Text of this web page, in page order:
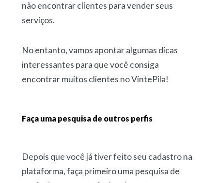
não encontrar clientes para vender seus
serviços.
No entanto, vamos apontar algumas dicas
interessantes para que você consiga
encontrar muitos clientes no VintePila!
Faça uma pesquisa de outros perfis
Depois que você já tiver feito seu cadastro na
plataforma, faça primeiro uma pesquisa de